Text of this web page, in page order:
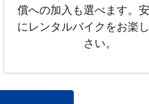
償への加入も選べます。
にレンタルバイクをお楽
さい。